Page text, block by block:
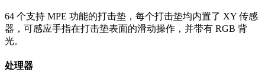
64 个支持 MPE 功能的打击垫，每个打击垫均内置了 XY 传感
器，可感应手指在打击垫表面的滑动操作，并带有 RGB 背
光。
处理器